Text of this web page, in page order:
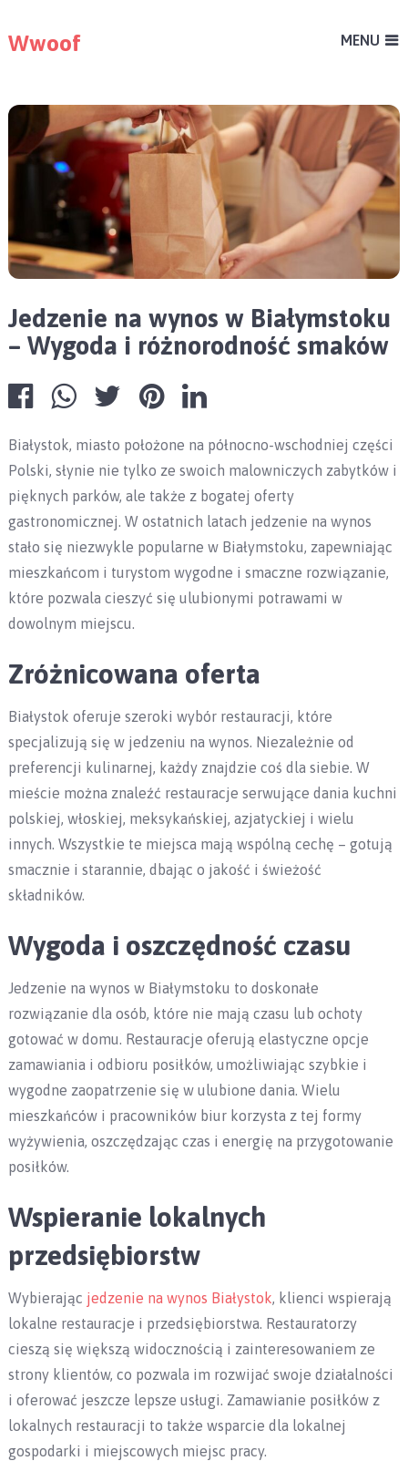
Wwoof MENU
Jedzenie na wynos w Białymstoku
– Wygoda i różnorodność smaków
Białystok, miasto położone na północno-wschodniej części
Polski, słynie nie tylko ze swoich malowniczych zabytków i
pięknych parków, ale także z bogatej oferty
gastronomicznej. W ostatnich latach jedzenie na wynos
stało się niezwykle popularne w Białymstoku, zapewniając
mieszkańcom i turystom wygodne i smaczne rozwiązanie,
które pozwala cieszyć się ulubionymi potrawami w
dowolnym miejscu.
Zróżnicowana oferta
Białystok oferuje szeroki wybór restauracji, które
specjalizują się w jedzeniu na wynos. Niezależnie od
preferencji kulinarnej, każdy znajdzie coś dla siebie. W
mieście można znaleźć restauracje serwujące dania kuchni
polskiej, włoskiej, meksykańskiej, azjatyckiej i wielu
innych. Wszystkie te miejsca mają wspólną cechę – gotują
smacznie i starannie, dbając o jakość i świeżość
składników.
Wygoda i oszczędność czasu
Jedzenie na wynos w Białymstoku to doskonałe
rozwiązanie dla osób, które nie mają czasu lub ochoty
gotować w domu. Restauracje oferują elastyczne opcje
zamawiania i odbioru posiłków, umożliwiając szybkie i
wygodne zaopatrzenie się w ulubione dania. Wielu
mieszkańców i pracowników biur korzysta z tej formy
wyżywienia, oszczędzając czas i energię na przygotowanie
posiłków.
Wspieranie lokalnych
przedsiębiorstw
Wybierając jedzenie na wynos Białystok, klienci wspierają
lokalne restauracje i przedsiębiorstwa. Restauratorzy
cieszą się większą widocznością i zainteresowaniem ze
strony klientów, co pozwala im rozwijać swoje działalności
i oferować jeszcze lepsze usługi. Zamawianie posiłków z
lokalnych restauracji to także wsparcie dla lokalnej
gospodarki i miejscowych miejsc pracy.